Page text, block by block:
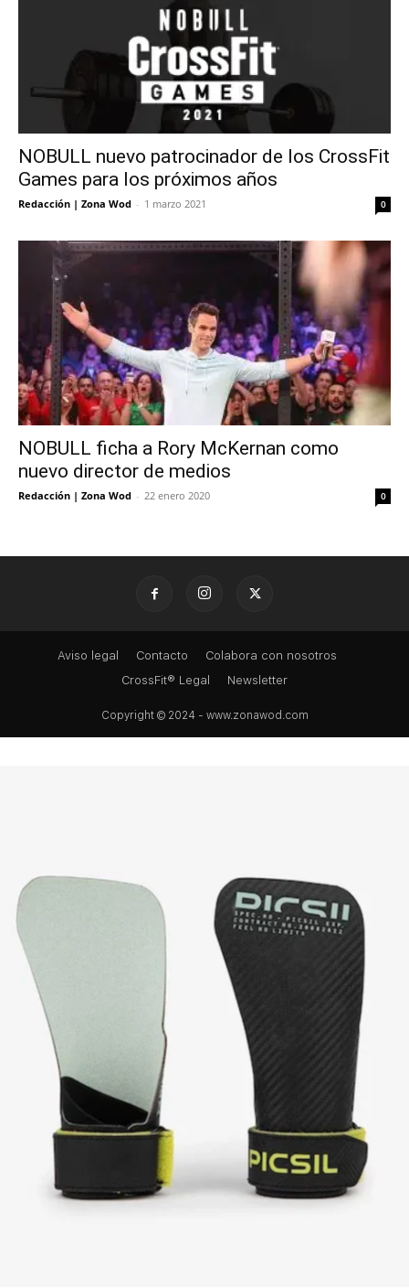
NOBULL nuevo patrocinador de los CrossFit
Games para los próximos años
Redacción | Zona Wod - 1 marzo 2021 0
NOBULL ficha a Rory McKernan como
nuevo director de medios
Redacción | Zona Wod - 22 enero 2020 0
Aviso legal Contacto
Colabora con nosotros
CrossFit® Legal
Newsletter
Copyright © 2024 - www.zonawod.com